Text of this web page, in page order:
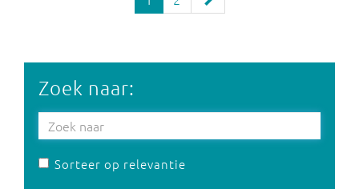
Zoek naar:
Sorteer op relevantie